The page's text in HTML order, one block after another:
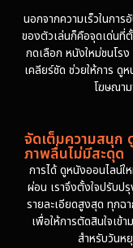
นอกจากความเร็วในกา
ของตัวเล่นก็คือจุดเด่นที่
กดเลือก หนังใหม่ชนโร
เคลียร์ชัด ช่วยให้การ ดู
โฆษณา
จัดเต็มความสนุก
ภาพลื่นไม่มีสะดุด
การได้ ดูหนังออนไลน์
ผ่อน เราจึงตั้งใจปรับป
รายละเอียดสูงสุด ทุกฉ
เพื่อให้การตัดสินใจเข้
สำหรับวันห